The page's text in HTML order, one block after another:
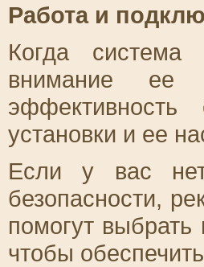
Работа и
Когда система
внимание ее
установки и ее
Если у вас
безопасности,
помогут
чтобы